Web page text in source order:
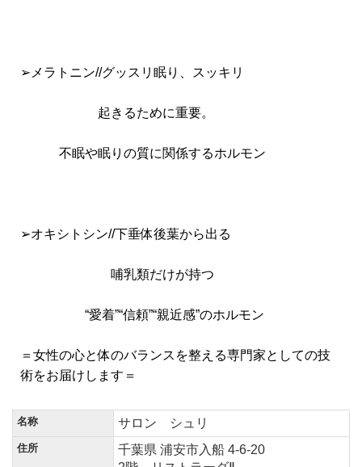
➢メラトニン//グッスリ眠り、スッキリ
起きるために重要。
不眠や眠りの質に関係するホルモン
➢オキシトシン//下垂体後葉から出る
哺乳類だけが持つ
“愛着”“信頼”“親近感”のホルモン
＝女性の心と体のバランスを整える専門家としての技
術をお届けします＝
名称 サロン シュリ
住所
千葉県 浦安市入船 4-6-20